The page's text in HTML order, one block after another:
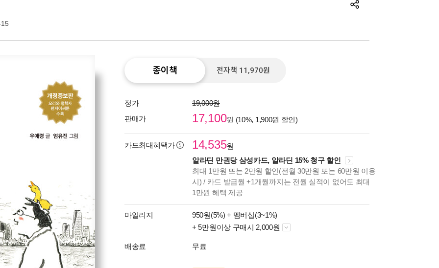
종이책 전자책 11,970원
정가
19,000원
판매가
17,100원 (10%, 1,900원 할인)
카드최대혜택가 14,535원
알라딘 만권당 삼성카드, 알라딘 15% 청구 할인
최대 1만원 또는 2만원 할인(전월 30만원 또는 60만원 이용
시) / 카드 발급월 +1개월까지는 전월 실적이 없어도 최대
1만원 혜택 제공
마일리지 950원(5%) + 멤버십(3~1%)
+ 5만원이상 구매시 2,000원
배송료 무료